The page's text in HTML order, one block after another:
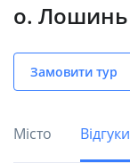
о. Лошинь
Замовити тур
Місто Відгуки